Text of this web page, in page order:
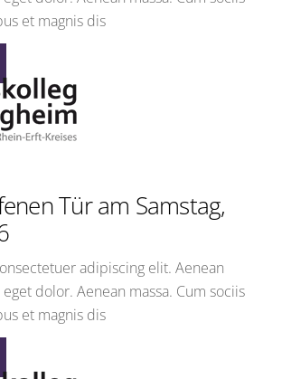
et magnis dis
Tür am Samstag,
adipiscing elit. Aenean
dolor. Aenean massa. Cum sociis
et magnis dis